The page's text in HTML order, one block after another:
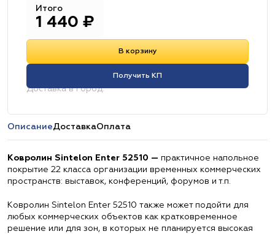
Итого
1 440 ₽
В корзину
Получить КП
Доставка в город:
ОписаниеДоставкаОплата
Ковролин Sintelon Enter 52510 — практичное напольное
покрытие 22 класса организации временных коммерческих
пространств: выставок, конференций, форумов и т.п.
Ковролин Sintelon Enter 52510 также может подойти для
любых коммерческих объектов как кратковременное
решение или для зон, в которых не планируется высокая